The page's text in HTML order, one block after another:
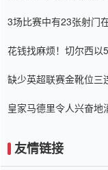
3场比赛中有23张射门
花钱找麻烦！切尔西以
缺少英超联赛金靴位三
皇家马德里令人兴奋地
友情链接